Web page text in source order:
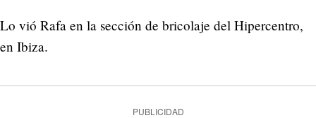
Lo vió Rafa en la sección de bricolaje del Hipercentro,
en Ibiza.
PUBLICIDAD